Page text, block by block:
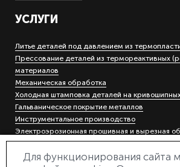
УСЛУГИ
Литье деталей под давлением из
Прессование деталей из термореактивных
материалов
Механическая обработка
Холодная штамповка деталей на
Гальваническое покрытие металлов
Инструментальное производство
Электроэрозионная прошивная и вырезная
Лазерная маркировка и гравировка
Деревообработка
Для функционирования сайта